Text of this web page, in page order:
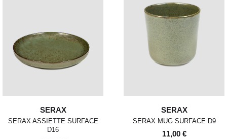
SERAX
SERAX ASSIETTE SURFACE
D16
SERAX
SERAX MUG SURFACE D9
11,00 €